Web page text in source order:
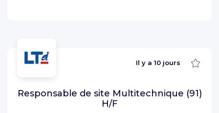
Il y a 10 jours
Responsable de site Multitechnique (91)
H/F